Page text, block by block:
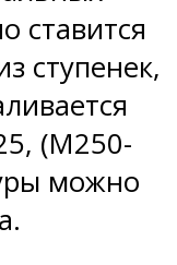
ставится
ступенек,
(М250-
можно